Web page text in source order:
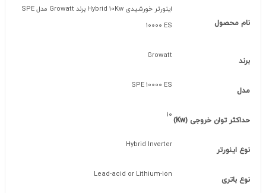
نام محصول
اینورتر خورشیدی Hybrid 10Kw برند Growatt مدل SPE
10000 ES
برند
Growatt
مدل
SPE 10000 ES
حداکثر توان خروجی (Kw)
10
نوع اینورتر
Hybrid Inverter
نوع باتری
Lead-acid or Lithium-ion